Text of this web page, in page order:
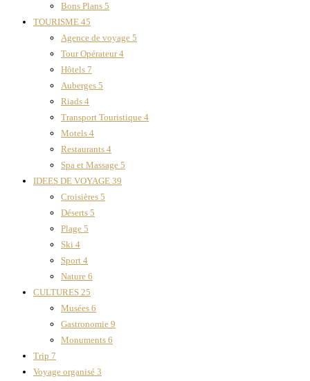
Bons Plans 5
TOURISME 45
Agence de voyage 5
Tour Opérateur4
Hôtels 7
Auberges 5
Riads 4
Transport Touristique 4
Motels 4
Restaurants 4
Spa et Massage 5
IDEES DE VOYAGE 39
Croisières 5
Déserts 5
Plage 5
Ski 4
Sport 4
Nature 6
CULTURES 25
Musées 6
Gastronomie 9
Monuments 6
Trip 7
Voyage organisé 3